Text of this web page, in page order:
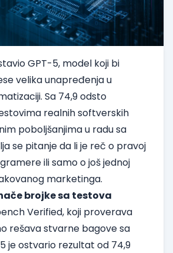
GPT-5, model koji bi
velika unapređenja u
Sa 74,9 odsto
realnih softverskih
poboljšanjima u radu sa
se pitanje da li je reč o pravoj
ili samo o još jednoj
marketinga.
brojke sa testova
Verified, koji proverava
rešava stvarne bagove sa
je ostvario rezultat od 74,9